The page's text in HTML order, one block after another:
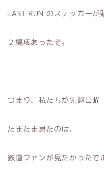
LAST RUN のステッカーが
２編成あったぞ。
つまり、私たちが先週日曜
たまたま見たのは、
鉄道ファンが見たかったで